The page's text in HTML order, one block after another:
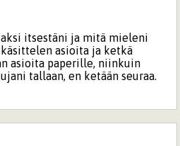
itsestäni ja mitä mieleni
asioita ja ketkä
asioita paperille, niinkuin
tallaan, en ketään seuraa.